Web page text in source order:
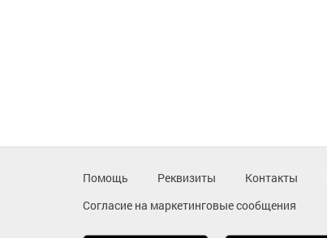
Помощь Реквизиты Контакты
Согласие на маркетинговые сообщения